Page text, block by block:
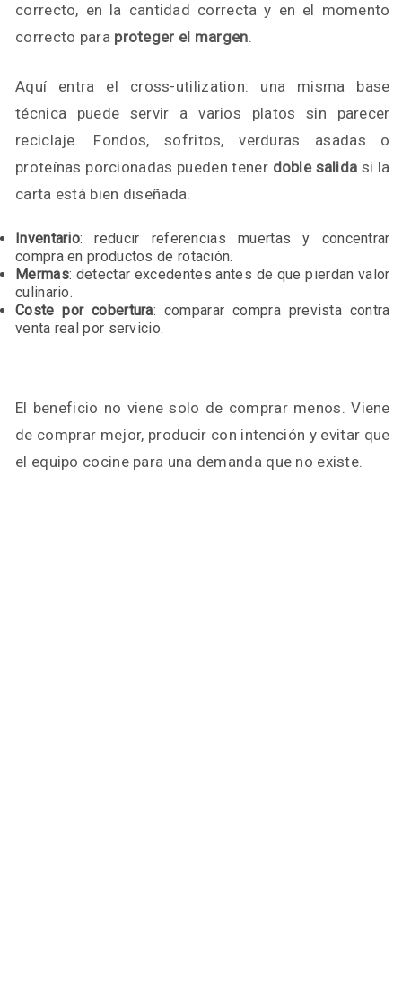
correcto, en la cantidad correcta y en el momento
correcto para proteger el margen.
Aquí entra el cross-utilization: una misma base
técnica puede servir a varios platos sin parecer
reciclaje. Fondos, sofritos, verduras asadas o
proteínas porcionadas pueden tener doble salida si la
carta está bien diseñada.
Inventario: reducir referencias muertas y concentrar
compra en productos de rotación.
Mermas: detectar excedentes antes de que pierdan valor
culinario.
Coste por cobertura: comparar compra prevista contra
venta real por servicio.
El beneficio no viene solo de comprar menos. Viene
de comprar mejor, producir con intención y evitar que
el equipo cocine para una demanda que no existe.